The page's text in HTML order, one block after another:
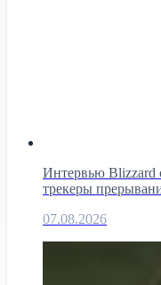
Интервью Blizzard
трекеры
07.08.2026